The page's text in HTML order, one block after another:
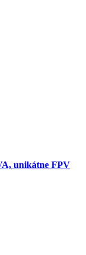
unikátne FPV